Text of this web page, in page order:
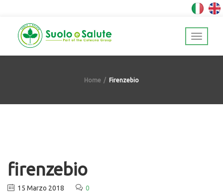
Home Firenzebio
firenzebio
15 Marzo 2018 0